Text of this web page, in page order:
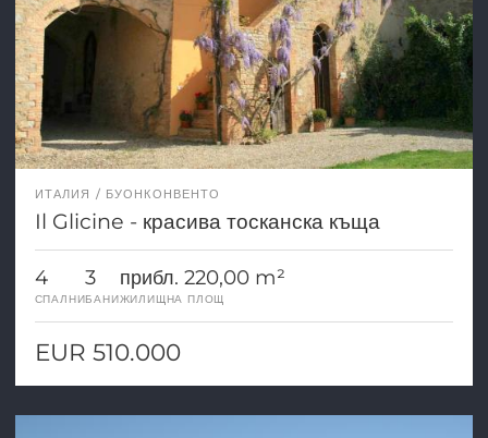
ИТАЛИЯ БУОНКОНВЕНТО
Il Glicine - красива тосканска къща
4
СПАЛНИ
3
БАНИ
прибл. 220,00 m²
ЖИЛИЩНА ПЛОЩ
EUR 510.000